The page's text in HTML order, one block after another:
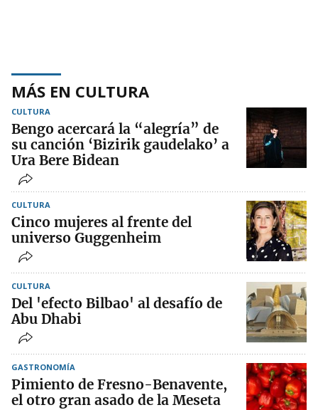
MÁS EN CULTURA
CULTURA
Bengo acercará la “alegría” de
su canción ‘Bizirik gaudelako’ a
Ura Bere Bidean
CULTURA
Cinco mujeres al frente del
universo Guggenheim
CULTURA
Del 'efecto Bilbao' al desafío de
Abu Dhabi
GASTRONOMÍA
Pimiento de Fresno-Benavente,
el otro gran asado de la Meseta